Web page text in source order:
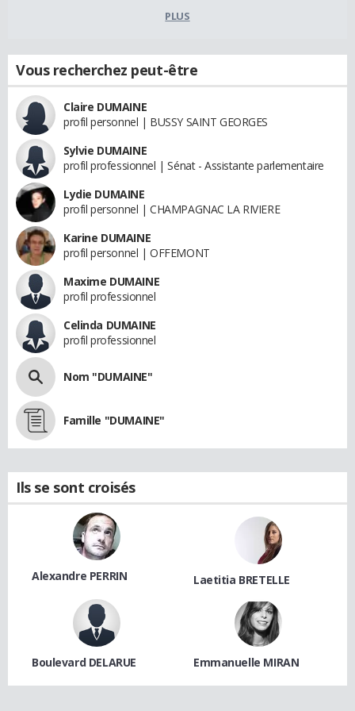
PLUS
Vous recherchez peut-être
Claire DUMAINE
profil personnel | BUSSY SAINT GEORGES
Sylvie DUMAINE
profil professionnel | Sénat - Assistante parlementaire
Lydie DUMAINE
profil personnel | CHAMPAGNAC LA RIVIERE
Karine DUMAINE
profil personnel | OFFEMONT
Maxime DUMAINE
profil professionnel
Celinda DUMAINE
profil professionnel
Nom "DUMAINE"
Famille "DUMAINE"
Ils se sont croisés
Alexandre PERRIN Laetitia BRETELLE
Boulevard DELARUE Emmanuelle MIRAN